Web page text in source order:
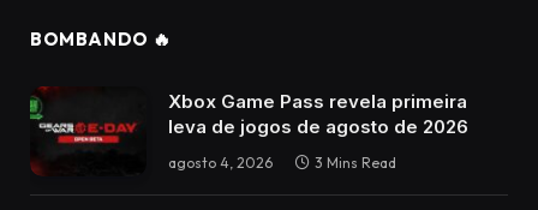
BOMBANDO 🔥
Xbox Game Pass revela primeira
leva de jogos de agosto de 2026
agosto 4, 2026 3 Mins Read